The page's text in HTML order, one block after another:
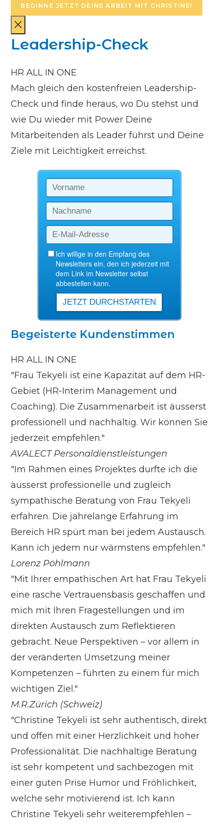
BEGINNE JETZT DEINE ARBEIT MIT CHRISTINE!
Leadership-Check
HR ALL IN ONE
Mach gleich den kostenfreien Leadership-
Check und finde heraus, wo Du stehst und
wie Du wieder mit Power Deine
Mitarbeitenden als Leader führst und Deine
Ziele mit Leichtigkeit erreichst.
Begeisterte Kundenstimmen
HR ALL IN ONE
"Frau Tekyeli ist eine Kapazität auf dem HR-
Gebiet (HR-Interim Management und
Coaching). Die Zusammenarbeit ist äusserst
professionell und nachhaltig. Wir können Sie
jederzeit empfehlen."
AVALECT Personaldienstleistungen
"Im Rahmen eines Projektes durfte ich die
äusserst professionelle und zugleich
sympathische Beratung von Frau Tekyeli
erfahren. Die jahrelange Erfahrung im
Bereich HR spürt man bei jedem Austausch.
Kann ich jedem nur wärmstens empfehlen."
Lorenz Pöhlmann
"Mit Ihrer empathischen Art hat Frau Tekyeli
eine rasche Vertrauensbasis geschaffen und
mich mit Ihren Fragestellungen und im
direkten Austausch zum Reflektieren
gebracht. Neue Perspektiven – vor allem in
der veränderten Umsetzung meiner
Kompetenzen – führten zu einem für mich
wichtigen Ziel."
M.R.Zürich (Schweiz)
"Christine Tekyeli ist sehr authentisch, direkt
und offen mit einer Herzlichkeit und hoher
Professionalität. Die nachhaltige Beratung
ist sehr kompetent und sachbezogen mit
einer guten Prise Humor und Fröhlichkeit,
welche sehr motivierend ist. Ich kann
Christine Tekyeli sehr weiterempfehlen –